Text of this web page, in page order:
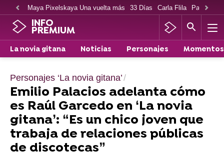
Maya Pixelskaya Una vuelta más 33 Días Carla Flila Paco
INFO
PREMIUM
La novia gitana Noticias Personajes Momentos
Personajes ‘La novia gitana’
Emilio Palacios adelanta cómo
es Raúl Garcedo en ‘La novia
gitana’: “Es un chico joven que
trabaja de relaciones públicas
de discotecas”